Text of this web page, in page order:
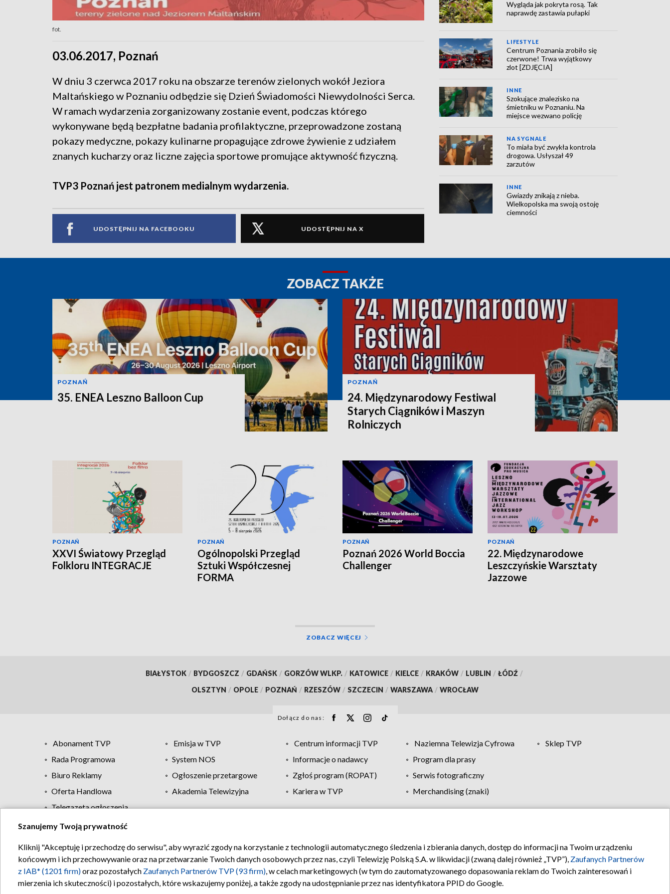
fot.
03.06.2017, Poznań
W dniu 3 czerwca 2017 roku na obszarze terenów zielonych wokół Jeziora
Maltańskiego w Poznaniu odbędzie się Dzień Świadomości Niewydolności Serca.
W ramach wydarzenia zorganizowany zostanie event, podczas którego
wykonywane będą bezpłatne badania profilaktyczne, przeprowadzone zostaną
pokazy medyczne, pokazy kulinarne propagujące zdrowe żywienie z udziałem
znanych kucharzy oraz liczne zajęcia sportowe promujące aktywność fizyczną.
TVP3 Poznań jest patronem medialnym wydarzenia.
UDOSTĘPNIJ NA FACEBOOKU UDOSTĘPNIJ NA X
Wygląda jak pokryta rosą. Tak
naprawdę zastawia pułapki
LIFESTYLE
Centrum Poznania zrobiło się
czerwone! Trwa wyjątkowy
zlot [ZDJĘCIA]
INNE
Szokujące znalezisko na
śmietniku w Poznaniu. Na
miejsce wezwano policję
NA SYGNALE
To miała być zwykła kontrola
drogowa. Usłyszał 49
zarzutów
INNE
Gwiazdy znikają z nieba.
Wielkopolska ma swoją ostoję
ciemności
ZOBACZ TAKŻE
POZNAŃ
35. ENEA Leszno Balloon Cup
POZNAŃ
24. Międzynarodowy Festiwal
Starych Ciągników i Maszyn
Rolniczych
POZNAŃ
XXVI Światowy Przegląd
Folkloru INTEGRACJE
POZNAŃ
Ogólnopolski Przegląd
Sztuki Współczesnej
FORMA
POZNAŃ
Poznań 2026 World Boccia
Challenger
POZNAŃ
22. Międzynarodowe
Leszczyńskie Warsztaty
Jazzowe
ZOBACZ WIĘCEJ
BIAŁYSTOK / BYDGOSZCZ / GDAŃSK / GORZÓW WLKP. / KATOWICE / KIELCE / KRAKÓW / LUBLIN / ŁÓDŹ /
OLSZTYN / OPOLE / POZNAŃ / RZESZÓW / SZCZECIN / WARSZAWA / WROCŁAW
Dołącz do nas:
Abonament TVP Emisja w TVP Centrum informacji TVP Naziemna Telewizja Cyfrowa
Sklep TVP
Rada Programowa
System NOS Informacje o nadawcy
Program dla prasy
Biuro Reklamy
Ogłoszenie przetargowe Zgłoś program (ROPAT)
Serwis fotograficzny
Oferta Handlowa
Akademia Telewizyjna Kariera w TVP
Merchandising (znaki)
Telegazeta ogłoszenia
Regulamin TVP Polityka prywatności Moje zgody Pomoc Biuro reklamy Kontakt
Szanujemy Twoją prywatność
Kliknij "Akceptuję i przechodzę do serwisu", aby wyrazić zgody na korzystanie z technologii automatycznego śledzenia i zbierania danych, dostęp do informacji na Twoim urządzeniu
końcowym i ich przechowywanie oraz na przetwarzanie Twoich danych osobowych przez nas, czyli Telewizję Polską S.A. w likwidacji (zwaną dalej również „TVP”), Zaufanych Partnerów
z IAB* (1201 firm)oraz pozostałych Zaufanych Partnerów TVP (93 firm), w celach marketingowych (w tym do zautomatyzowanego dopasowania reklam do Twoich zainteresowań i
mierzenia ich skuteczności) i pozostałych, które wskazujemy poniżej, a także zgody na udostępnianie przez nas identyfikatora PPID do Google.